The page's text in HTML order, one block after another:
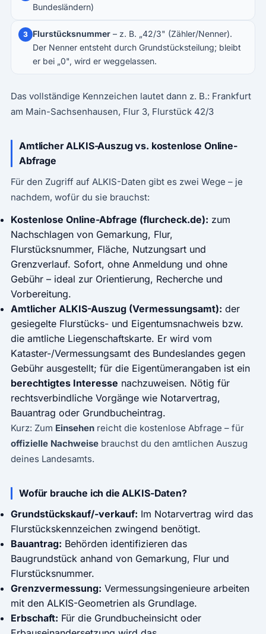
Bundesländern)
3 Flurstücksnummer – z. B. „42/3" (Zähler/Nenner).
Der Nenner entsteht durch Grundstücksteilung; bleibt
er bei „0", wird er weggelassen.
Das vollständige Kennzeichen lautet dann z. B.: Frankfurt
am Main-Sachsenhausen, Flur 3, Flurstück 42/3
Amtlicher ALKIS-Auszug vs. kostenlose Online-
Abfrage
Für den Zugriff auf ALKIS-Daten gibt es zwei Wege – je
nachdem, wofür du sie brauchst:
Kostenlose Online-Abfrage (flurcheck.de): zum
Nachschlagen von Gemarkung, Flur,
Flurstücksnummer, Fläche, Nutzungsart und
Grenzverlauf. Sofort, ohne Anmeldung und ohne
Gebühr – ideal zur Orientierung, Recherche und
Vorbereitung.
Amtlicher ALKIS-Auszug (Vermessungsamt): der
gesiegelte Flurstücks- und Eigentumsnachweis bzw.
die amtliche Liegenschaftskarte. Er wird vom
Kataster-/Vermessungsamt des Bundeslandes gegen
Gebühr ausgestellt; für die Eigentümerangaben ist ein
berechtigtes Interesse nachzuweisen. Nötig für
rechtsverbindliche Vorgänge wie Notarvertrag,
Bauantrag oder Grundbucheintrag.
Kurz: Zum Einsehen reicht die kostenlose Abfrage – für
offizielle Nachweise brauchst du den amtlichen Auszug
deines Landesamts.
Wofür brauche ich die ALKIS-Daten?
Grundstückskauf/-verkauf: Im Notarvertrag wird das
Flurstückskennzeichen zwingend benötigt.
Bauantrag: Behörden identifizieren das
Baugrundstück anhand von Gemarkung, Flur und
Flurstücksnummer.
Grenzvermessung: Vermessungsingenieure arbeiten
mit den ALKIS-Geometrien als Grundlage.
Erbschaft: Für die Grundbucheinsicht oder